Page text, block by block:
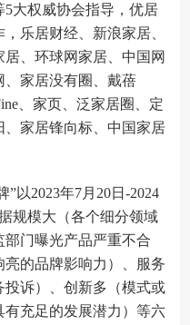
大权威协会指导，优居
乐居财经、新浪家居、
、环球网家居、中国网
、家居没有圈、戴蓓
、家页、泛家居圈、定
、家居锋向标、中国家居
”以2023年7月20日-2024
规模大（各个细分领域
门曝光产品严重不合
的品牌影响力）、服务
诉）、创新多（模式或
充足的发展潜力）等六